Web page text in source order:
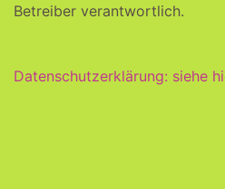
Betreiber verantwortlich.
Datenschutzerklärung: siehe